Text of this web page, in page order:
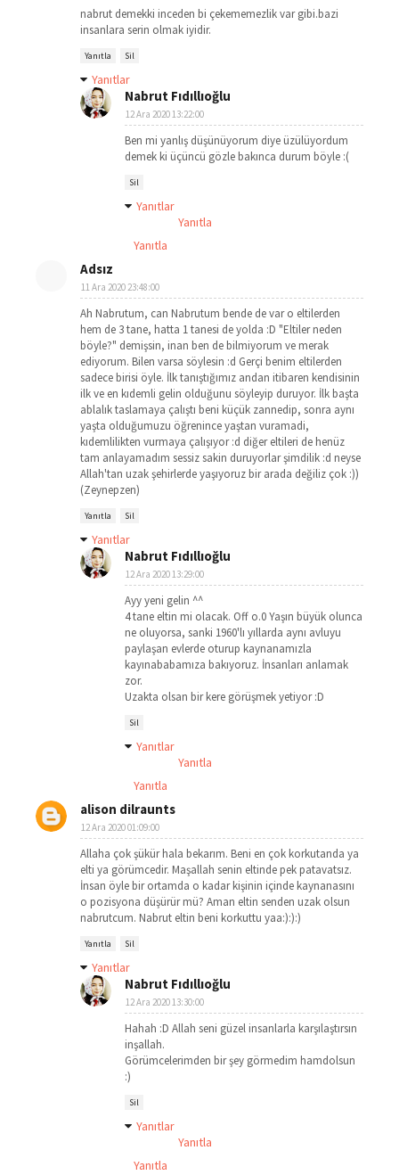
nabrut demekki inceden bi çekememezlik var gibi.bazi
insanlara serin olmak iyidir.
Yanıtla Sil
Yanıtlar
Nabrut Fıdıllıoğlu
12 Ara 2020 13:22:00
Ben mi yanlış düşünüyorum diye üzülüyordum
demek ki üçüncü gözle bakınca durum böyle :(
Sil
Yanıtlar
Yanıtla
Yanıtla
Adsız
11 Ara 2020 23:48:00
Ah Nabrutum, can Nabrutum bende de var o eltilerden
hem de 3 tane, hatta 1 tanesi de yolda :D "Eltiler neden
böyle?" demişsin, inan ben de bilmiyorum ve merak
ediyorum. Bilen varsa söylesin :d Gerçi benim eltilerden
sadece birisi öyle. İlk tanıştığımız andan itibaren kendisinin
ilk ve en kıdemli gelin olduğunu söyleyip duruyor. İlk başta
ablalık taslamaya çalıştı beni küçük zannedip, sonra aynı
yaşta olduğumuzu öğrenince yaştan vuramadi,
kıdemlilikten vurmaya çalışıyor :d diğer eltileri de henüz
tam anlayamadım sessiz sakin duruyorlar şimdilik :d neyse
Allah'tan uzak şehirlerde yaşıyoruz bir arada değiliz çok :))
(Zeynepzen)
Yanıtla Sil
Yanıtlar
Nabrut Fıdıllıoğlu
12 Ara 2020 13:29:00
Ayy yeni gelin ^^
4 tane eltin mi olacak. Off o.0 Yaşın büyük olunca
ne oluyorsa, sanki 1960'lı yıllarda aynı avluyu
paylaşan evlerde oturup kaynanamızla
kayınababamıza bakıyoruz. İnsanları anlamak
zor.
Uzakta olsan bir kere görüşmek yetiyor :D
Sil
Yanıtlar
Yanıtla
Yanıtla
alison dilraunts
12 Ara 2020 01:09:00
Allaha çok şükür hala bekarım. Beni en çok korkutanda ya
elti ya görümcedir. Maşallah senin eltinde pek patavatsız.
İnsan öyle bir ortamda o kadar kişinin içinde kaynanasını
o pozisyona düşürür mü? Aman eltin senden uzak olsun
nabrutcum. Nabrut eltin beni korkuttu yaa:):):)
Yanıtla Sil
Yanıtlar
Nabrut Fıdıllıoğlu
12 Ara 2020 13:30:00
Hahah :D Allah seni güzel insanlarla karşılaştırsın
inşallah.
Görümcelerimden bir şey görmedim hamdolsun
:)
Sil
Yanıtlar
Yanıtla
Yanıtla